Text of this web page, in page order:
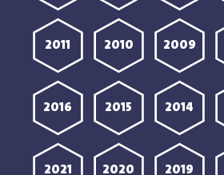
2009
2010
2011
2014
2015
2016
2019
2020
2021